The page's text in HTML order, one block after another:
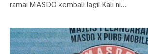
ramai MASDO kembali lagi! Kali ni…